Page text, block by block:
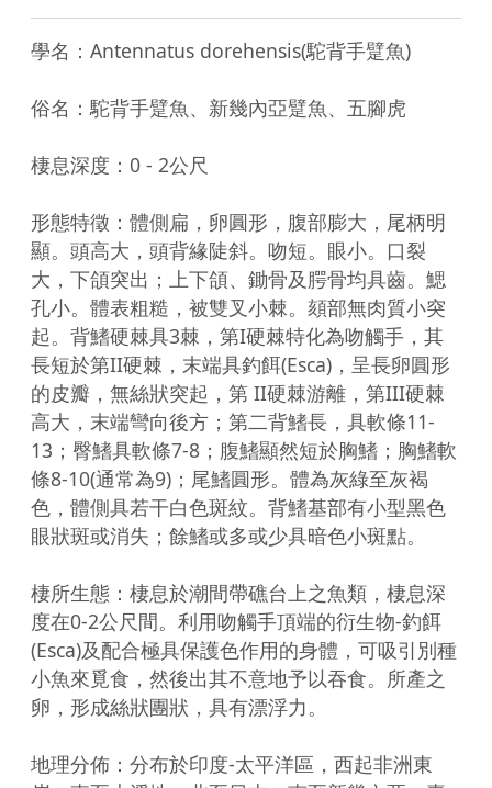
學名：Antennatus dorehensis(駝背手躄魚)
俗名：駝背手躄魚、新幾內亞躄魚、五腳虎
棲息深度：0 - 2公尺
形態特徵：體側扁，卵圓形，腹部膨大，尾柄明
顯。頭高大，頭背緣陡斜。吻短。眼小。口裂
大，下頜突出；上下頜、鋤骨及腭骨均具齒。鰓
孔小。體表粗糙，被雙叉小棘。頦部無肉質小突
起。背鰭硬棘具3棘，第I硬棘特化為吻觸手，其
長短於第II硬棘，末端具釣餌(Esca)，呈長卵圓形
的皮瓣，無絲狀突起，第 II硬棘游離，第III硬棘
高大，末端彎向後方；第二背鰭長，具軟條11-
13；臀鰭具軟條7-8；腹鰭顯然短於胸鰭；胸鰭軟
條8-10(通常為9)；尾鰭圓形。體為灰綠至灰褐
色，體側具若干白色斑紋。背鰭基部有小型黑色
眼狀斑或消失；餘鰭或多或少具暗色小斑點。
棲所生態：棲息於潮間帶礁台上之魚類，棲息深
度在0-2公尺間。利用吻觸手頂端的衍生物-釣餌
(Esca)及配合極具保護色作用的身體，可吸引別種
小魚來覓食，然後出其不意地予以吞食。所產之
卵，形成絲狀團狀，具有漂浮力。
地理分佈：分布於印度-太平洋區，西起非洲東